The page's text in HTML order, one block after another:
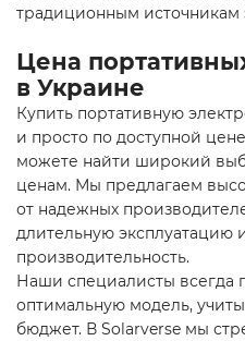
традиционным источникам
Цена
в Украине
Купить портативную
и просто по доступной
можете найти широкий
ценам. Мы предлагаем
от надежных
длительную эксплуатацию
производительность.
Наши специалисты всегда
оптимальную модель,
бюджет. В Solarverse мы